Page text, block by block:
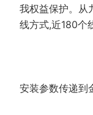
我权益保护。从
线方式,近180个
安装参数传递到